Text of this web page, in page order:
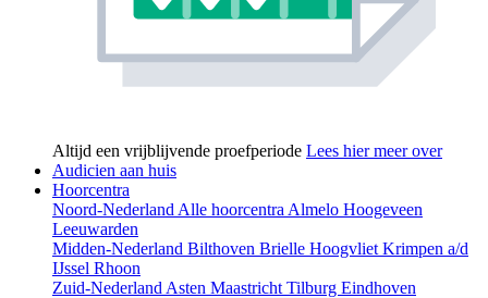
Altijd een vrijblijvende proefperiode Lees hier meer over
Audicien aan huis
Hoorcentra
Noord-Nederland Alle hoorcentra Almelo Hoogeveen
Leeuwarden
Midden-Nederland Bilthoven Brielle Hoogvliet Krimpen a/d
IJssel Rhoon
Zuid-Nederland Asten Maastricht Tilburg Eindhoven